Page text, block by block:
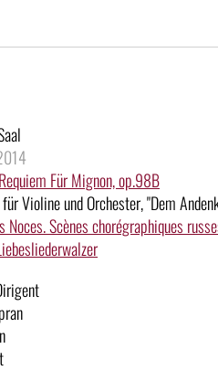
Requiem Für Mignon, op.98B
Violine und Orchester, "Dem
Noces. Scènes chorégraphiques